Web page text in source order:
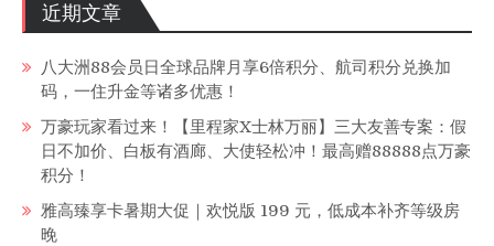
近期文章
八大洲88会员日全球品牌月享6倍积分、航司积分兑换加
码，一住升金等诸多优惠！
万豪玩家看过来！【里程家X士林万丽】三大友善专案：假
日不加价、白板有酒廊、大使轻松冲！最高赠88888点万豪
积分！
雅高臻享卡暑期大促｜欢悦版 199 元，低成本补齐等级房
晚